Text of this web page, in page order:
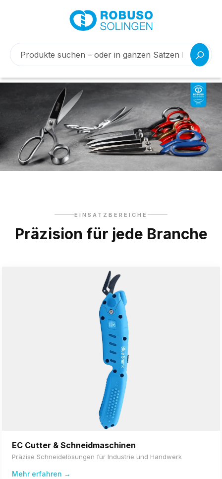
EINSATZBEREICHE
Präzision für jede Branche
EC Cutter & Schneidmaschinen
Präzise Schneidelösungen für Industrie und Handwerk
Mehr erfahren →